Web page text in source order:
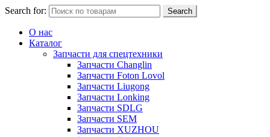
Search for: Search
О нас
Каталог
Запчасти для спецтехники
Запчасти Changlin
Запчасти Foton Lovol
Запчасти Liugong
Запчасти Lonking
Запчасти SDLG
Запчасти SEM
Запчасти XUZHOU